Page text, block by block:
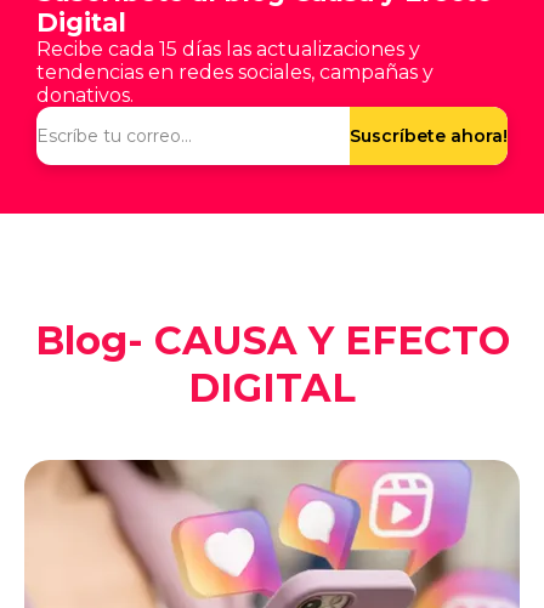
Digital
Recibe cada 15 días las actualizaciones y
tendencias en redes sociales, campañas y
donativos.
Suscríbete ahora!
Blog- CAUSA Y EFECTO
DIGITAL